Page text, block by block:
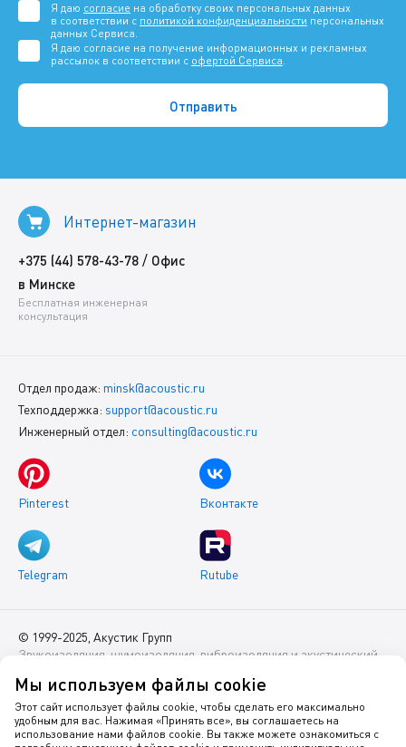
Я даю согласие на обработку своих персональных данных
в соответствии с политикой конфиденциальности персональных
данных Сервиса.
Я даю согласие на получение информационных и рекламных
рассылок в соответствии с офертой Сервиса.
Интернет-магазин
+375 (44) 578-43-78 / Офис
в Минске
Бесплатная инженерная
консультация
Отдел продаж: minsk@acoustic.ru
Техподдержка: support@acoustic.ru
Инженерный отдел: consulting@acoustic.ru
Pinterest Вконтакте
Telegram Rutube
© 1999-2025, Акустик Групп
Звукоизоляция, шумоизоляция, виброизоляция и акустический
Данный интернет-сайт носит исключительно информационный
характер и ни при каких условиях не является публичной
офертой.
Мы используем файлы cookie
Этот сайт использует файлы cookie, чтобы сделать его максимально
удобным для вас. Нажимая «Принять все», вы соглашаетесь на
использование нами файлов cookie. Вы также можете ознакомиться с